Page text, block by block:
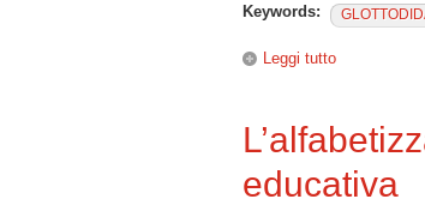
Keywords:
Leggi tutto
educativa